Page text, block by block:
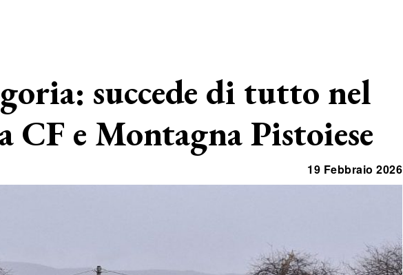
succede di tutto nel
CF e Montagna Pistoiese
19 Febbraio 2026